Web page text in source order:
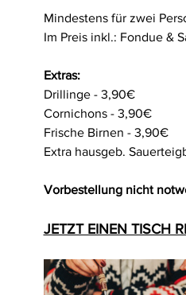
Mindestens für zwei
Im Preis inkl.: Fondue &
Extras:
Drillinge - 3,90€
Cornichons - 3,90€
Frische Birnen - 3,90€
Extra hausgeb.
Vorbestellung nicht
JETZT EINEN TISCH